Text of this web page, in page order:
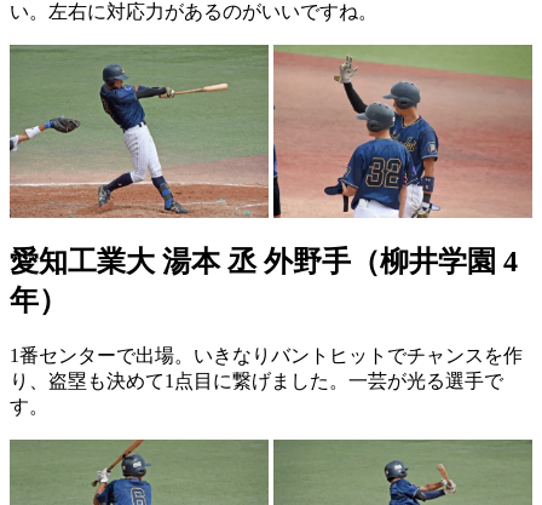
い。左右に対応力があるのがいいですね。
愛知工業大 湯本 丞 外野手（柳井学園 4
年）
1番センターで出場。いきなりバントヒットでチャンスを作
り、盗塁も決めて1点目に繋げました。一芸が光る選手で
す。